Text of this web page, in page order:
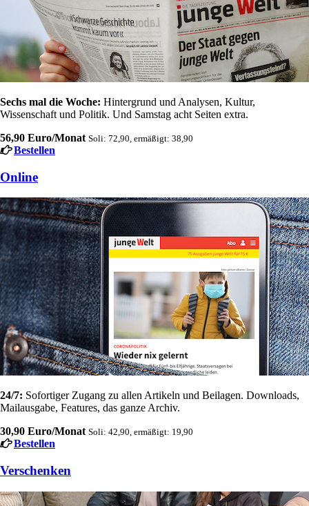
Sechs mal die Woche: Hintergrund und Analysen, Kultur,
Wissenschaft und Politik. Und Samstag acht Seiten extra.
56,90 Euro/Monat Soli: 72,90, ermäßigt: 38,90
Bestellen
Online
24/7: Sofortiger Zugang zu allen Artikeln und Beilagen. Downloads,
Mailausgabe, Features, das ganze Archiv.
30,90 Euro/Monat Soli: 42,90, ermäßigt: 19,90
Bestellen
Verschenken